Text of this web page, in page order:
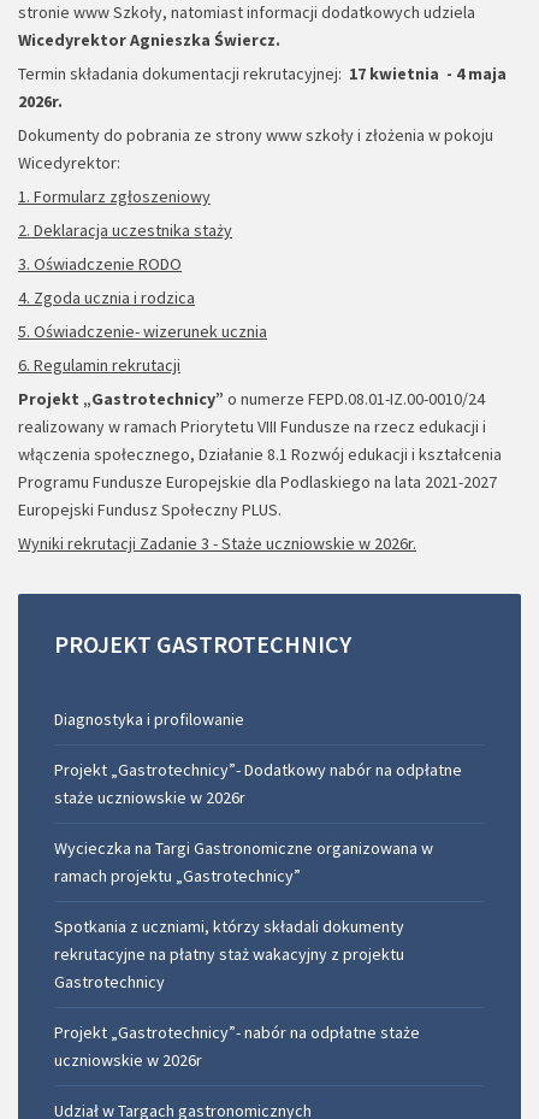
stronie www Szkoły, natomiast informacji dodatkowych udziela
Wicedyrektor Agnieszka Świercz.
Termin składania dokumentacji rekrutacyjnej: 17 kwietnia - 4 maja
2026r.
Dokumenty do pobrania ze strony www szkoły i złożenia w pokoju
Wicedyrektor:
1. Formularz zgłoszeniowy
2. Deklaracja uczestnika staży
3. Oświadczenie RODO
4. Zgoda ucznia i rodzica
5. Oświadczenie- wizerunek ucznia
6. Regulamin rekrutacji
Projekt „Gastrotechnicy” o numerze FEPD.08.01-IZ.00-0010/24
realizowany w ramach Priorytetu VIII Fundusze na rzecz edukacji i
włączenia społecznego, Działanie 8.1 Rozwój edukacji i kształcenia
Programu Fundusze Europejskie dla Podlaskiego na lata 2021-2027
Europejski Fundusz Społeczny PLUS.
Wyniki rekrutacji Zadanie 3 - Staże uczniowskie w 2026r.
PROJEKT GASTROTECHNICY
Diagnostyka i profilowanie
Projekt „Gastrotechnicy”- Dodatkowy nabór na odpłatne
staże uczniowskie w 2026r
Wycieczka na Targi Gastronomiczne organizowana w
ramach projektu „Gastrotechnicy”
Spotkania z uczniami, którzy składali dokumenty
rekrutacyjne na płatny staż wakacyjny z projektu
Gastrotechnicy
Projekt „Gastrotechnicy”- nabór na odpłatne staże
uczniowskie w 2026r
Udział w Targach gastronomicznych